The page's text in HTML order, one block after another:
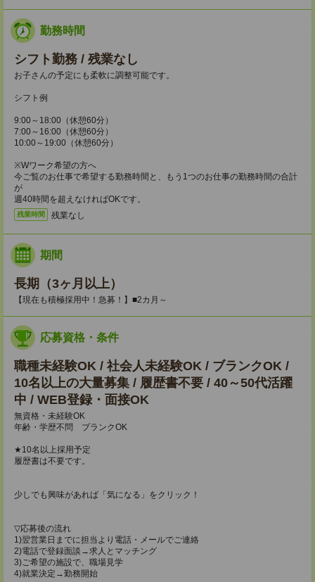
勤務時間
シフト勤務 / 残業なし
お子さんの予定にも柔軟に調整可能です。
シフト例
9:00～18:00（休憩60分）
7:00～16:00（休憩60分）
10:00～19:00（休憩60分）
※Wワーク希望の方へ
今ご覧のお仕事で希望する勤務時間と、もう1つのお仕事の勤務時間の合計
が
週40時間を超えなければOKです。
残業時間 残業なし
期間
長期（3ヶ月以上）
【現在も積極採用中！急募！】■2カ月～
応募資格・条件
職種未経験OK / 社会人未経験OK / ブランクOK /
10名以上の大量募集 / 履歴書不要 / 40～50代活躍
中 / WEB登録・面接OK
無資格・未経験OK
年齢・学歴不問 ブランクOK
★10名以上採用予定
履歴書は不要です。
少しでも興味があれば「気になる」をクリック！
▽応募後の流れ
1)翌営業日までに担当より電話・メールでご連絡
2)電話で登録面談→求人とマッチング
3)ご希望の施設で、職場見学
4)就業決定→勤務開始